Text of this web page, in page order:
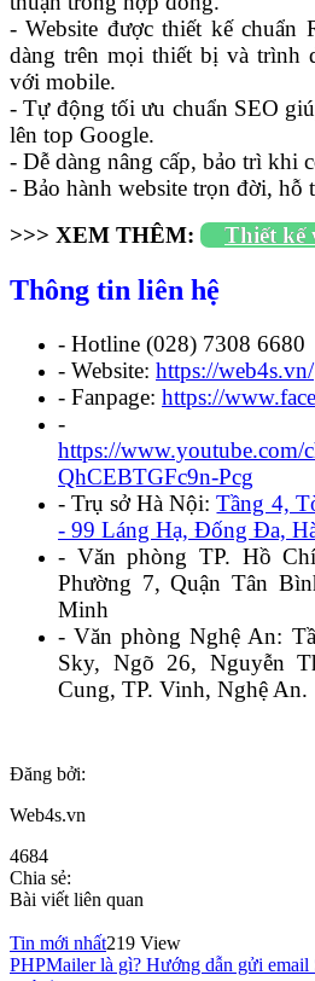
- Website được thiết kế chuẩn
dàng trên mọi thiết bị và trình
với mobile.
- Tự động tối ưu chuẩn SEO
lên top Google.
- Dễ dàng nâng cấp, bảo trì khi
- Bảo hành website trọn đời, hỗ
>>> XEM THÊM:
Thiết kế
Thông tin liên hệ
- Hotline (028) 7308 6680
- Website: https://web4s.vn/
- Fanpage: https://
-
https://www.youtube.com/
QhCEBTGFc9n-Pcg
- Trụ sở Hà Nội:Tầng 4,
- 99 Láng Hạ, Đống Đa,
- Văn phòng TP. Hồ
Phường 7, Quận Tân
Minh
- Văn phòng Nghệ An:
Sky, Ngõ 26, Nguyễn
Cung, TP. Vinh, Nghệ An.
Đăng bởi:
Web4s.vn
4684
Chia sẻ:
Bài viết liên quan
Tin mới nhất219 View
PHPMailer là gì? Hướng dẫn gửi email